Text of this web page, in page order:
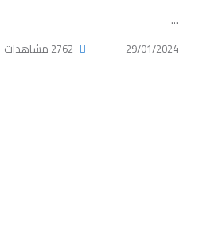
...
29/01/2024 2762 مشاهدات